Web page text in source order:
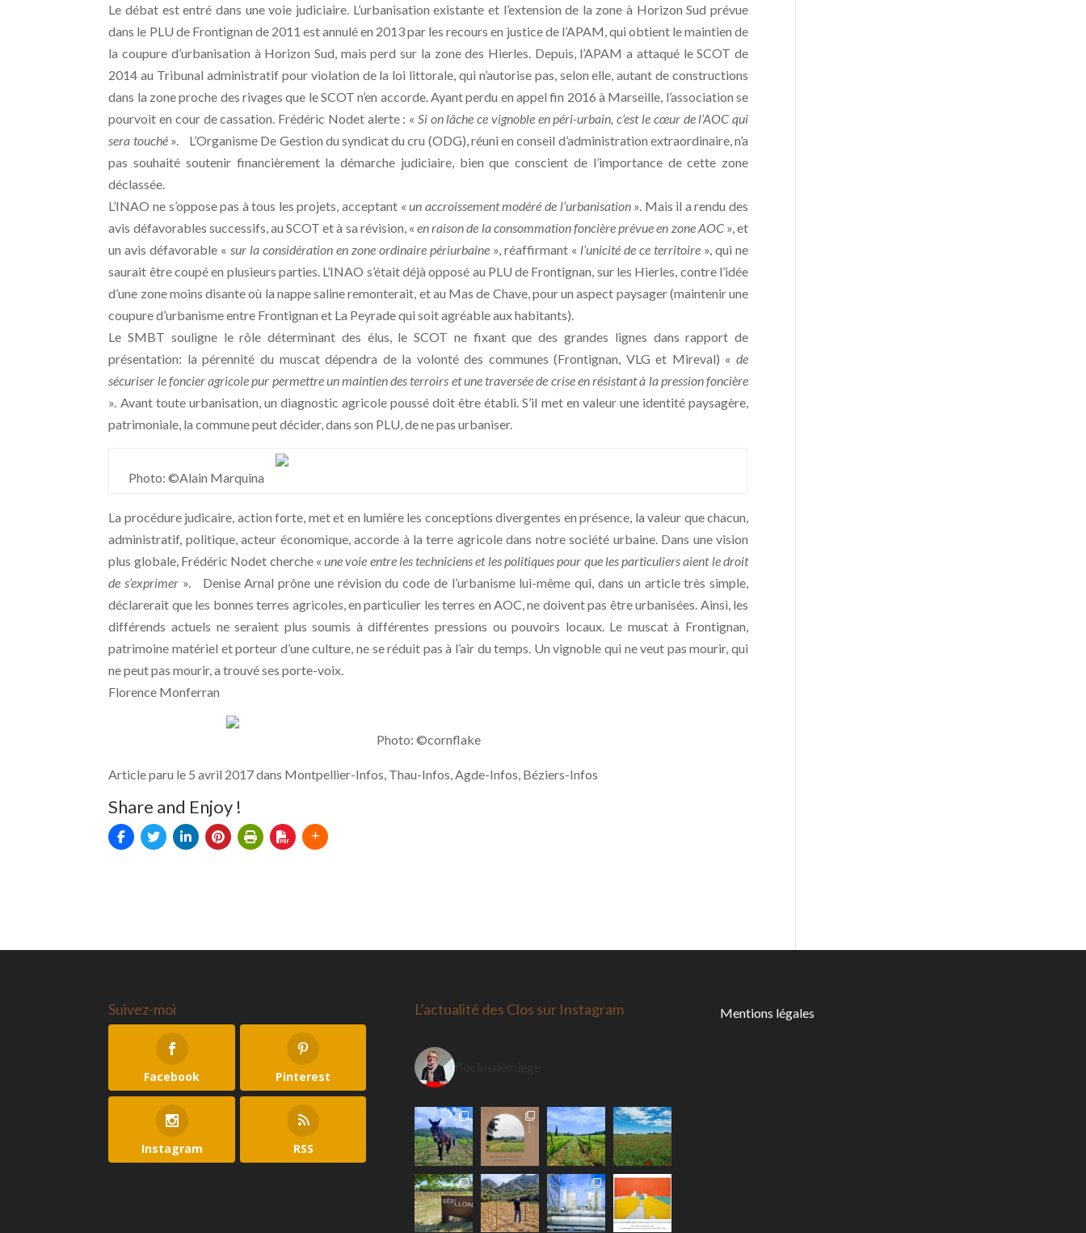
Le débat est entré dans une voie judiciaire. L’urbanisation existante et l’extension de la zone à Horizon Sud prévue
dans le PLU de Frontignan de 2011 est annulé en 2013 par les recours en justice de l’APAM, qui obtient le maintien de
la coupure d’urbanisation à Horizon Sud, mais perd sur la zone des Hierles. Depuis, l’APAM a attaqué le SCOT de
2014 au Tribunal administratif pour violation de la loi littorale, qui n’autorise pas, selon elle, autant de constructions
dans la zone proche des rivages que le SCOT n’en accorde. Ayant perdu en appel fin 2016 à Marseille, l’association se
pourvoit en cour de cassation. Frédéric Nodet alerte : « Si on lâche ce vignoble en péri-urbain, c’est le cœur de l’AOC qui
sera touché ». L’Organisme De Gestion du syndicat du cru (ODG), réuni en conseil d’administration extraordinaire, n’a
pas souhaité soutenir financièrement la démarche judiciaire, bien que conscient de l’importance de cette zone
déclassée.
L’INAO ne s’oppose pas à tous les projets, acceptant «un accroissement modéré de l’urbanisation ». Mais il a rendu des
avis défavorables successifs, au SCOT et à sa révision, «en raison de la consommation foncière prévue en zone AOC», et
un avis défavorable « sur la considération en zone ordinaire périurbaine», réaffirmant « l’unicité de ce territoire », qui ne
saurait être coupé en plusieurs parties. L’INAO s’était déjà opposé au PLU de Frontignan, sur les Hierles, contre l’idée
d’une zone moins disante où la nappe saline remonterait, et au Mas de Chave, pour un aspect paysager (maintenir une
coupure d’urbanisme entre Frontignan et La Peyrade qui soit agréable aux habitants).
Le SMBT souligne le rôle déterminant des élus, le SCOT ne fixant que des grandes lignes dans rapport de
présentation: la pérennité du muscat dépendra de la volonté des communes (Frontignan, VLG et Mireval) «de
sécuriser le foncier agricole pur permettre un maintien des terroirs et une traversée de crise en résistant à la pression foncière
». Avant toute urbanisation, un diagnostic agricole poussé doit être établi. S’il met en valeur une identité paysagère,
patrimoniale, la commune peut décider, dans son PLU, de ne pas urbaniser.
Photo: ©Alain Marquina
La procédure judicaire, action forte, met et en lumière les conceptions divergentes en présence, la valeur que chacun,
administratif, politique, acteur économique, accorde à la terre agricole dans notre société urbaine. Dans une vision
plus globale, Frédéric Nodet cherche «une voie entre les techniciens et les politiques pour que les particuliers aient le droit
de s’exprimer ». Denise Arnal prône une révision du code de l’urbanisme lui-même qui, dans un article très simple,
déclarerait que les bonnes terres agricoles, en particulier les terres en AOC, ne doivent pas être urbanisées. Ainsi, les
différends actuels ne seraient plus soumis à différentes pressions ou pouvoirs locaux. Le muscat à Frontignan,
patrimoine matériel et porteur d’une culture, ne se réduit pas à l’air du temps. Un vignoble qui ne veut pas mourir, qui
ne peut pas mourir, a trouvé ses porte-voix.
Florence Monferran
Photo: ©cornflake
Article paru le 5 avril 2017 dans Montpellier-Infos, Thau-Infos, Agde-Infos, Béziers-Infos
Share and Enjoy !
Suivez-moi
Facebook Pinterest
Instagram RSS
L’actualité des Clos sur Instagram
floclosdemiege
Mentions légales